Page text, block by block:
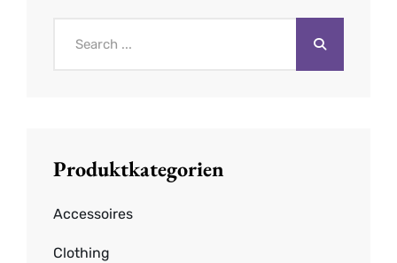
Produktkategorien
Accessoires
Clothing